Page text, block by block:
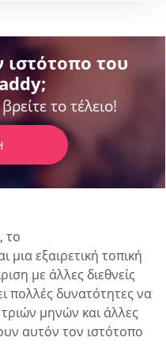
ιστότοπο του
το τέλειο!
το
εξαιρετική τοπική
με άλλες διεθνείς
πολλές δυνατότητες να
μηνών και άλλες
αυτόν τον ιστότοπο